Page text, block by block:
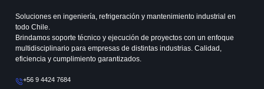
Soluciones en ingeniería, refrigeración y mantenimiento industrial en
todo Chile.
Brindamos soporte técnico y ejecución de proyectos con un enfoque
multidisciplinario para empresas de distintas industrias. Calidad,
eficiencia y cumplimiento garantizados.
+56 9 4424 7684